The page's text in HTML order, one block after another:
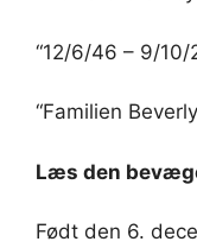
“12/6/46 – 9/10/
“Familien
Læs den
Født den 6.